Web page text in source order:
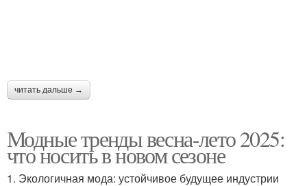
читать дальше →
Модные тренды весна-лето 2025:
что носить в новом сезоне
1. Экологичная мода: устойчивое будущее индустрии